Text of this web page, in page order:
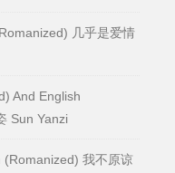
几乎是爱情
And English
Sun Yanzi
我不原谅